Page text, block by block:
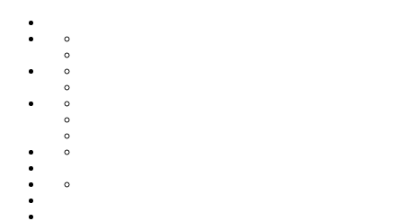
Saltar
Administración
Capacitación
Desarrollo
Gestión
Laborales
Selección